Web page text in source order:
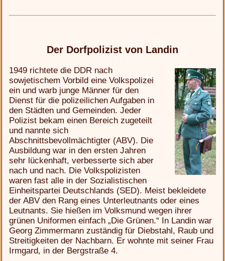
Der Dorfpolizist von Landin
1949 richtete die DDR nach
sowjetischem Vorbild eine Volkspolizei
ein und warb junge Männer für den
Dienst für die polizeilichen Aufgaben in
den Städten und Gemeinden. Jeder
Polizist bekam einen Bereich zugeteilt
und nannte sich
Abschnittsbevollmächtigter (ABV). Die
Ausbildung war in den ersten Jahren
sehr lückenhaft, verbesserte sich aber
nach und nach. Die Volkspolizisten
waren fast alle in der Sozialistischen
Einheitspartei Deutschlands (SED). Meist bekleidete
der ABV den Rang eines Unterleutnants oder eines
Leutnants. Sie hießen im Volksmund wegen ihrer
grünen Uniformen einfach „Die Grünen.“ In Landin war
Georg Zimmermann zuständig für Diebstahl, Raub und
Streitigkeiten der Nachbarn. Er wohnte mit seiner Frau
Irmgard, in der Bergstraße 4.